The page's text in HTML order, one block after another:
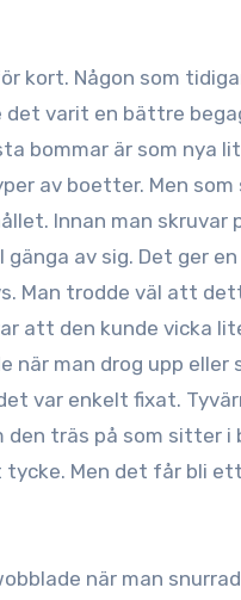
kort. Någon som
varit en bättre
bommar är som nya
av boetter. Men
Innan man skruvar
av sig. Det ger
Man trodde väl att
att den kunde vicka
man drog upp
var enkelt fixat.
den träs på som sitter
Men det får bli
när man